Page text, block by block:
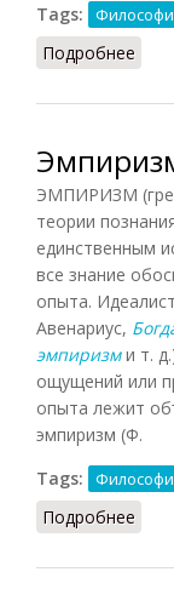
Tags:
Подробнее
ЭМПИРИЗМ
теории
единственным
все знание
опыта.
Авенариус,
эмпиризми т.
ощущений или
опыта лежит
эмпиризм (Ф.
Tags:
Подробнее